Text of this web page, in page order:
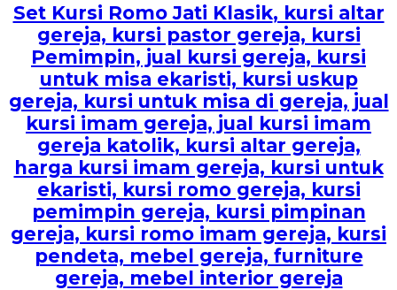
Set Kursi Romo Jati Klasik, kursi altar
gereja, kursi pastor gereja, kursi
Pemimpin, jual kursi gereja, kursi
untuk misa ekaristi, kursi uskup
gereja, kursi untuk misa di gereja, jual
kursi imam gereja, jual kursi imam
gereja katolik, kursi altar gereja,
harga kursi imam gereja, kursi untuk
ekaristi, kursi romo gereja, kursi
pemimpin gereja, kursi pimpinan
gereja, kursi romo imam gereja, kursi
pendeta, mebel gereja, furniture
gereja, mebel interior gereja